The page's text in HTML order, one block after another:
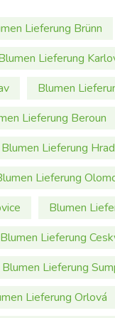
Lieferung Brünn
Lieferung
Blumen
Lieferung Beroun
Blumen Lieferung
Lieferung
Blumen
Blumen Lieferung
Blumen Lieferung
Lieferung Orlová